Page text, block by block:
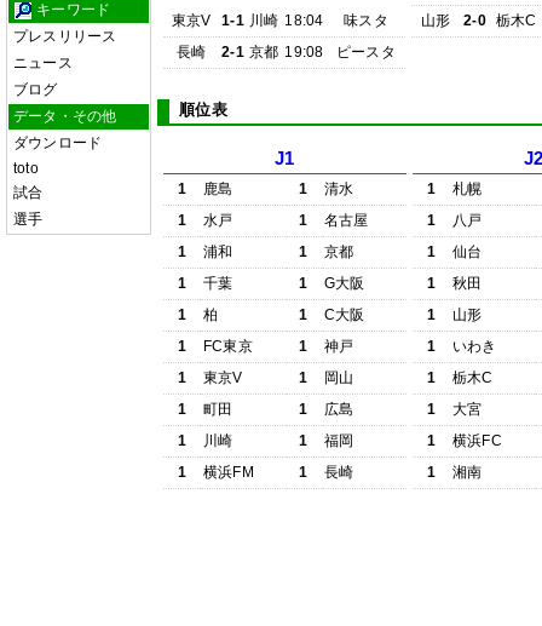
キーワード
プレスリリース
ニュース
ブログ
データ・その他
ダウンロード
toto
試合
選手
東京V
1-1 川崎 18:04
味スタ
長崎
2-1 京都 19:08 ピースタ
山形
2-0 栃木C
順位表
J1
1 鹿島 1
清水
1
水戸 1
名古屋
1
浦和 1
京都
1
千葉 1
G大阪
1
柏 1
C大阪
1
FC東京 1
神戸
1
東京V 1
岡山
1
町田 1
広島
1
川崎 1
福岡
1
横浜FM 1 長崎
1
札幌
1
八戸
1
仙台
1
秋田
1
山形
1
いわき
1
栃木C
1
大宮
1
横浜FC
1
湘南